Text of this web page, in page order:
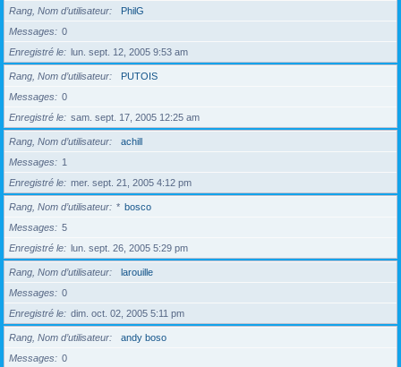
Rang, Nom d’utilisateur
PhilG
Messages
0
Enregistré le
lun. sept. 12, 2005 9:53 am
Rang, Nom d’utilisateur
PUTOIS
Messages
0
Enregistré le
sam. sept. 17, 2005 12:25 am
Rang, Nom d’utilisateur
achill
Messages
1
Enregistré le
mer. sept. 21, 2005 4:12 pm
Rang, Nom d’utilisateur * bosco
Messages
5
Enregistré le
lun. sept. 26, 2005 5:29 pm
Rang, Nom d’utilisateur
larouille
Messages
0
Enregistré le
dim. oct. 02, 2005 5:11 pm
Rang, Nom d’utilisateur
andy boso
Messages
0